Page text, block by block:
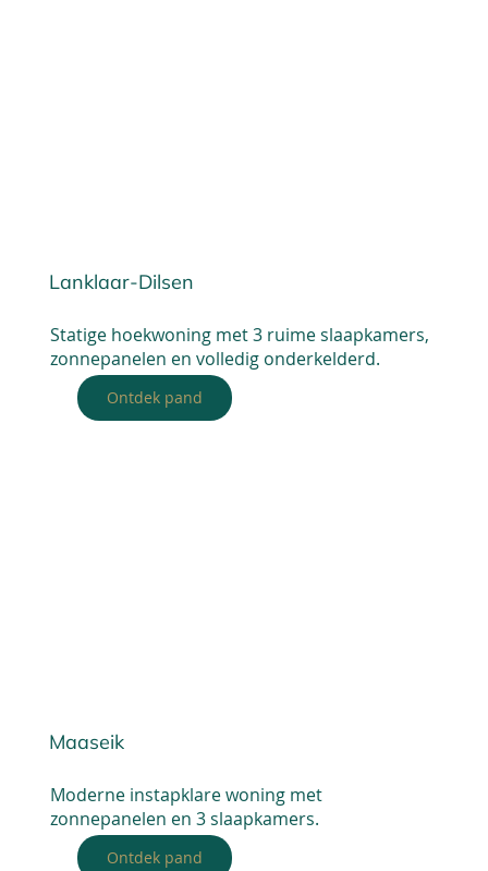
Lanklaar-Dilsen
Statige hoekwoning met 3 ruime slaapkamers,
zonnepanelen en volledig onderkelderd.
Ontdek pand
Maaseik
Moderne instapklare woning met
zonnepanelen en 3 slaapkamers.
Ontdek pand